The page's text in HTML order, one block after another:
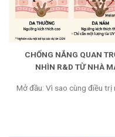
CHỐNG NẮNG QUAN
NHÌN R&D TỪ NHÀ
Mở đầu: Vì sao cùng điều